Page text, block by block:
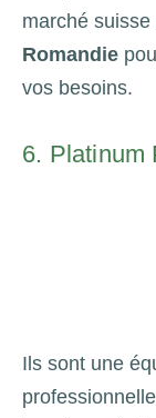
marché
Romandie
vos besoins.
6. Platinum
Ils sont une